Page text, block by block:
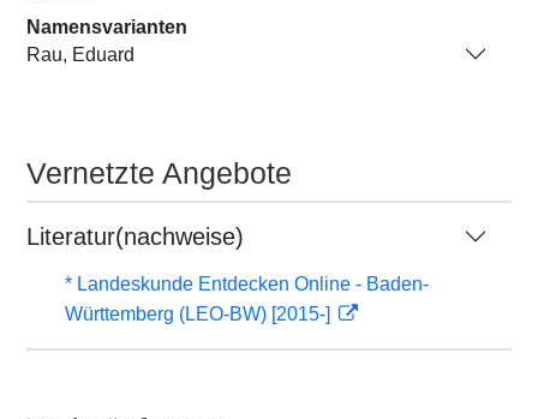
Namensvarianten
Rau, Eduard
Vernetzte Angebote
Literatur(nachweise)
* Landeskunde Entdecken Online - Baden-
Württemberg (LEO-BW) [2015-]